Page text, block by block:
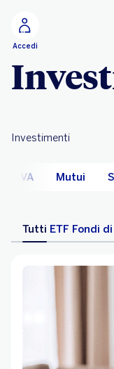
Accedi
Investimenti
BBVA Mutui
Tutti ETF Fondi